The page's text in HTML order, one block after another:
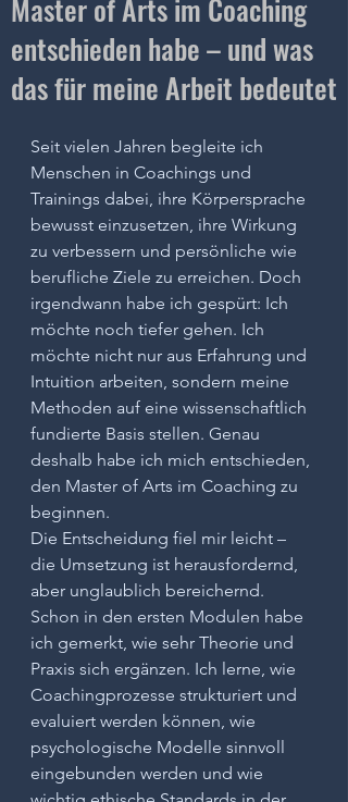
Master of Arts im Coaching
entschieden habe – und was
das für meine Arbeit bedeutet
Seit vielen Jahren begleite ich
Menschen in Coachings und
Trainings dabei, ihre Körpersprache
bewusst einzusetzen, ihre Wirkung
zu verbessern und persönliche wie
berufliche Ziele zu erreichen. Doch
irgendwann habe ich gespürt: Ich
möchte noch tiefer gehen. Ich
möchte nicht nur aus Erfahrung und
Intuition arbeiten, sondern meine
Methoden auf eine wissenschaftlich
fundierte Basis stellen. Genau
deshalb habe ich mich entschieden,
den Master of Arts im Coaching zu
beginnen.
Die Entscheidung fiel mir leicht –
die Umsetzung ist herausfordernd,
aber unglaublich bereichernd.
Schon in den ersten Modulen habe
ich gemerkt, wie sehr Theorie und
Praxis sich ergänzen. Ich lerne, wie
Coachingprozesse strukturiert und
evaluiert werden können, wie
psychologische Modelle sinnvoll
eingebunden werden und wie